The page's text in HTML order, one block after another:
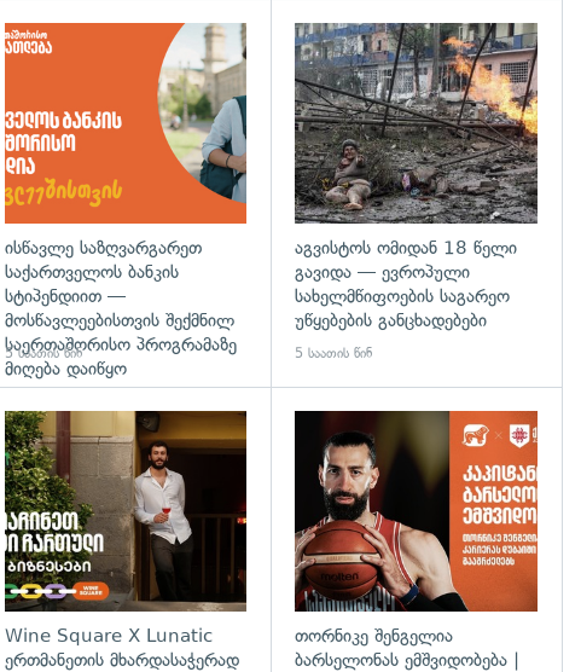
გადახედვა
ისწავლე საზღვარგარეთ
საქართველოს ბანკის
სტიპენდიით —
მოსწავლეებისთვის შექმნილ
საერთაშორისო პროგრამაზე
მიღება დაიწყო
5 საათის წინ
აგვისტოს ომიდან 18 წელი
გავიდა — ევროპული
სახელმწიფოების საგარეო
უწყებების განცხადებები
5 საათის წინ
გადახედვა
Wine Square X Lunatic
ერთმანეთის მხარდასაჭერად
თორნიკე შენგელია
ბარსელონას ემშვიდობება |